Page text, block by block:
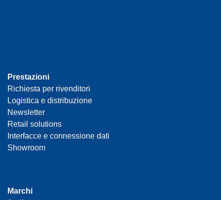
Prestazioni
Richiesta per rivenditori
Logistica e distribuzione
Newsletter
Retail solutions
Interfacce e connessione dati
Showroom
Marchi